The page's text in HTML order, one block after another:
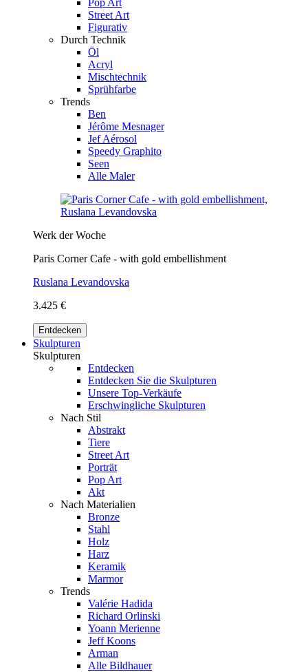
Street Art
Figurativ
Durch Technik
Öl
Acryl
Mischtechnik
Sprühfarbe
Trends
Ben
Jérôme Mesnager
Jef Aérosol
Speedy Graphito
Seen
Alle Maler
Werk der Woche
Paris Corner Cafe - with gold embellishment
Ruslana Levandovska
3.425 €
Entdecken
Skulpturen
Skulpturen
Entdecken
Entdecken Sie die Skulpturen
Unsere Top-Verkäufe
Erschwingliche Skulpturen
Nach Stil
Abstrakt
Tiere
Street Art
Porträt
Pop Art
Akt
Nach Materialien
Bronze
Stahl
Holz
Harz
Keramik
Marmor
Trends
Valérie Hadida
Richard Orlinski
Yoann Merienne
Jeff Koons
Arman
Alle Bildhauer